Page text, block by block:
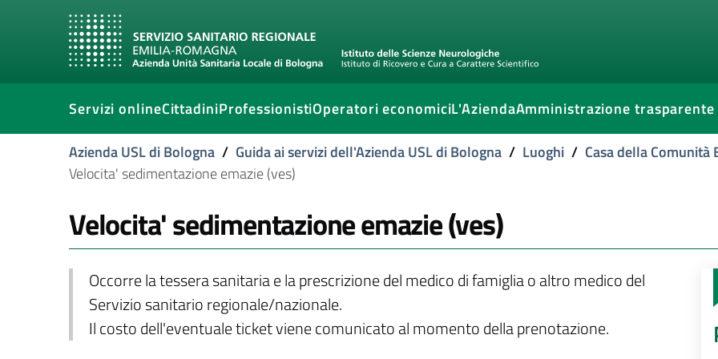
Servizi onlineCittadiniProfessionistiOperatori economiciL'AziendaAmministrazione trasparente
Azienda USL di Bologna / Guida ai servizi dell'Azienda USL di Bologna / Luoghi / Casa della Comunità
Velocita' sedimentazione emazie (ves)
Velocita' sedimentazione emazie (ves)
Occorre la tessera sanitaria e la prescrizione del medico di famiglia o altro medico del
Servizio sanitario regionale/nazionale.
Il costo dell'eventuale ticket viene comunicato al momento della prenotazione.